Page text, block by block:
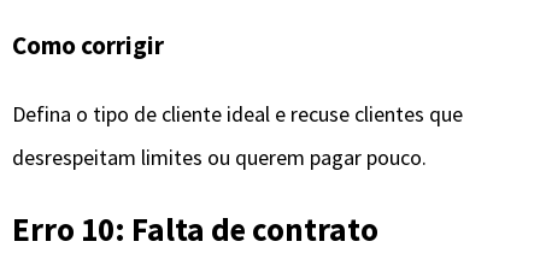
Como corrigir
Defina o tipo de cliente ideal e recuse clientes que
desrespeitam limites ou querem pagar pouco.
Erro 10: Falta de contrato